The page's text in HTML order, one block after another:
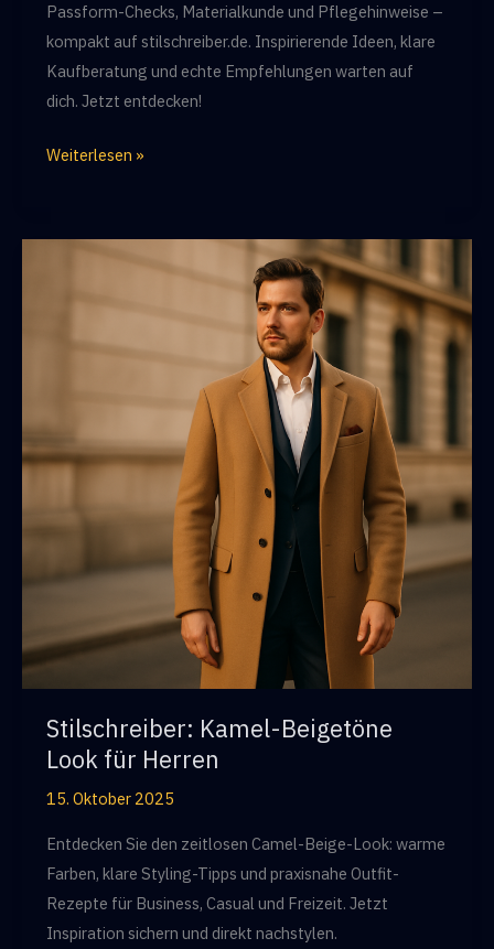
Passform-Checks, Materialkunde und Pflegehinweise –
kompakt auf stilschreiber.de. Inspirierende Ideen, klare
Kaufberatung und echte Empfehlungen warten auf
dich. Jetzt entdecken!
Finde
Kleid:
Weiterlesen »
Stilschreiber: Kamel-Beigetöne
Look für Herren
15. Oktober 2025
Entdecken Sie den zeitlosen Camel-Beige-Look: warme
Farben, klare Styling-Tipps und praxisnahe Outfit-
Rezepte für Business, Casual und Freizeit. Jetzt
Inspiration sichern und direkt nachstylen.